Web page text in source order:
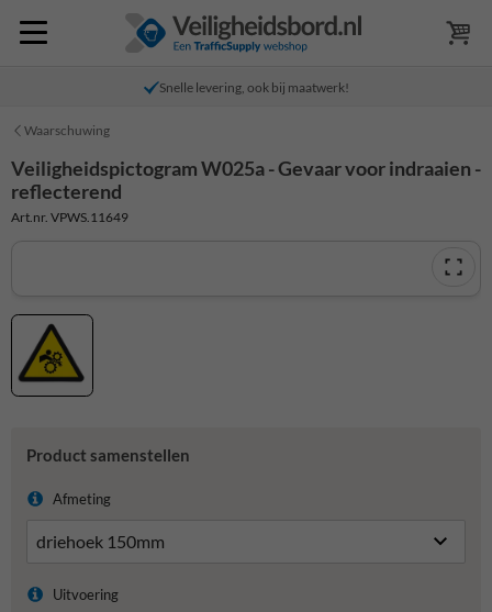
Snelle levering, ook bij maatwerk!
Waarschuwing
Veiligheidspictogram W025a - Gevaar voor indraaien -
reflecterend
Art.nr. VPWS.11649
Product samenstellen
Afmeting
Uitvoering